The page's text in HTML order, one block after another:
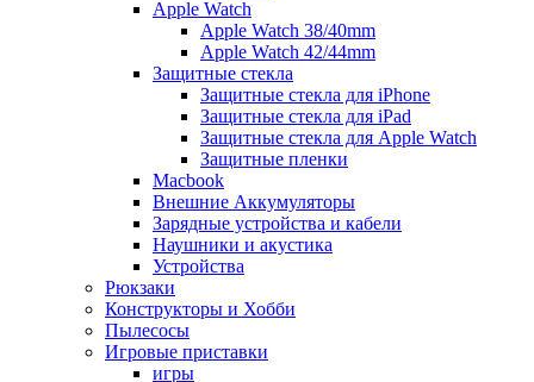
Apple Watch
Apple Watch 38/40mm
Apple Watch 42/44mm
Защитные стекла
Защитные стекла для iPhone
Защитные стекла для iPad
Защитные стекла для Apple Watch
Защитные пленки
Macbook
Внешние Аккумуляторы
Зарядные устройства и кабели
Наушники и акустика
Устройства
Рюкзаки
Конструкторы и Хобби
Пылесосы
Игровые приставки
игры